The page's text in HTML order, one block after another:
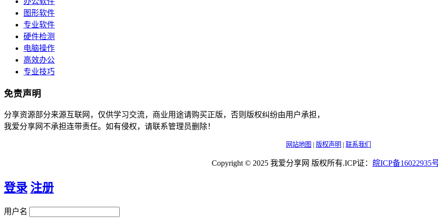
图形软件
专业软件
硬件检测
电脑操作
高效办公
专业技巧
免责声明
分享资源部分来源互联网，仅供学习交流，商业用途请购买正版，否则版权纠纷由用户承担，
我爱分享网不承担连带责任。如有侵权，请联系管理员删除！
网站地图 | 版权声明 | 联系我们
Copyright © 2025 我爱分享网 版权所有.ICP证： 皖ICP备16022935
登录 注册
用户名